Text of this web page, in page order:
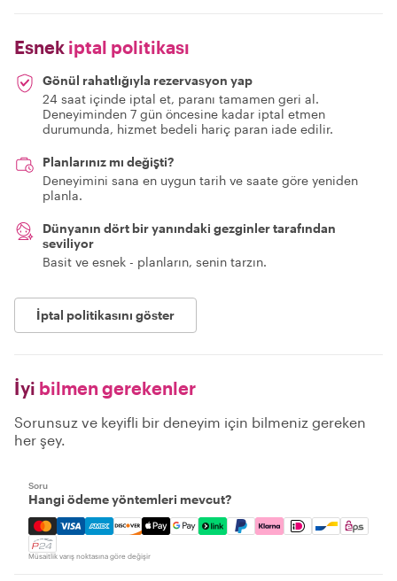
Esnek iptal politikası
Gönül rahatlığıyla rezervasyon yap
24 saat içinde iptal et, paranı tamamen geri al.
Deneyiminden 7 gün öncesine kadar iptal etmen
durumunda, hizmet bedeli hariç paran iade edilir.
Planlarınız mı değişti?
Deneyimini sana en uygun tarih ve saate göre yeniden
planla.
Dünyanın dört bir yanındaki gezginler tarafından
seviliyor
Basit ve esnek - planların, senin tarzın.
İptal politikasını göster
İyi bilmen gerekenler
Sorunsuz ve keyifli bir deneyim için bilmeniz gereken
her şey.
Soru
Hangi ödeme yöntemleri mevcut?
Mastercard, Visa, Amex, Discover, Apple Pay, Google
Müsaitlik varış noktasına göre değişir